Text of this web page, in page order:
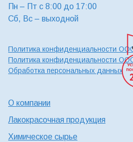
Пн – Пт с 8:00 до 17:00
Сб, Вс – выходной
Политика конфиденциальности
Политика конфиденциальности
Обработка персональных данных
О компании
Лакокрасочная продукция
Химическое сырье